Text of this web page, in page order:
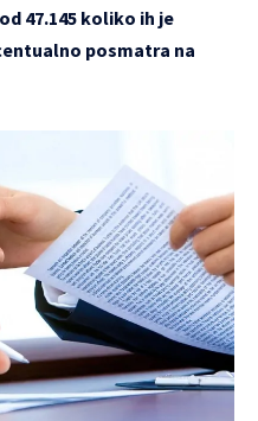
47.145 koliko ih je
posmatra na